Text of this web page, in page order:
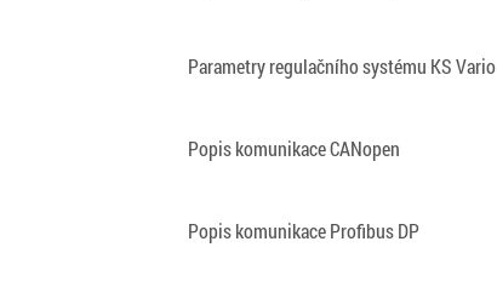
Parametry regulačního systému KS Vario
Popis komunikace CANopen
Popis komunikace Profibus DP